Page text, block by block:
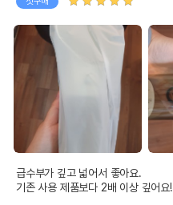
급수부가 깊고 넓어서 좋아요.
기존 사용 제품보다 2배 이상 깊어요!